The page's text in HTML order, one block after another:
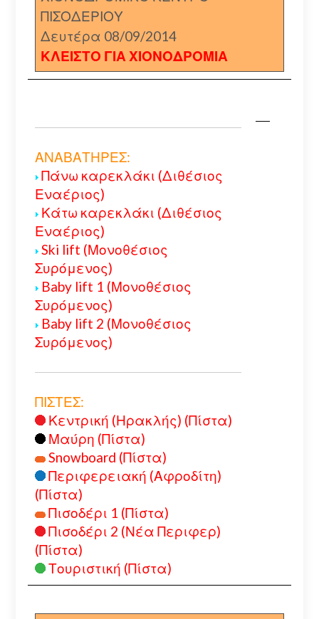
ΠΙΣΟΔΕΡΙΟΥ
Δευτέρα 08/09/2014
ΚΛΕΙΣΤΟ ΓΙΑ ΧΙΟΝΟΔΡΟΜΙΑ
ΑΝΑΒΑΤΗΡΕΣ:
Πάνω καρεκλάκι (Διθέσιος
Εναέριος)
Κάτω καρεκλάκι (Διθέσιος
Εναέριος)
Ski lift (Μονοθέσιος
Συρόμενος)
Baby lift 1 (Μονοθέσιος
Συρόμενος)
Baby lift 2 (Μονοθέσιος
Συρόμενος)
ΠΙΣΤΕΣ:
Κεντρική (Ηρακλής) (Πίστα)
Μαύρη (Πίστα)
Snowboard (Πίστα)
Περιφερειακή (Αφροδίτη)
(Πίστα)
Πισοδέρι 1 (Πίστα)
Πισοδέρι 2 (Νέα Περιφερ)
(Πίστα)
Τουριστική (Πίστα)